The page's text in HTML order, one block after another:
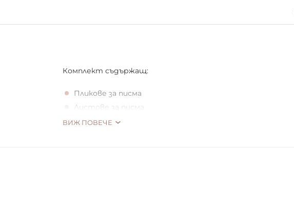
Комплект съдържащ:
Пликове за писма
Листове за писма
Писалка
ВИЖ ПОВЕЧЕ